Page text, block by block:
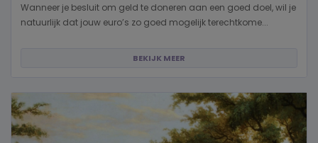
Wanneer je besluit om geld te doneren aan een goed doel, wil je
natuurlijk dat jouw euro’s zo goed mogelijk terechtkome...
BEKIJK MEER